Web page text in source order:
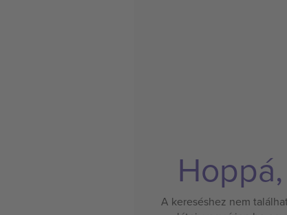
A kereséshez nem